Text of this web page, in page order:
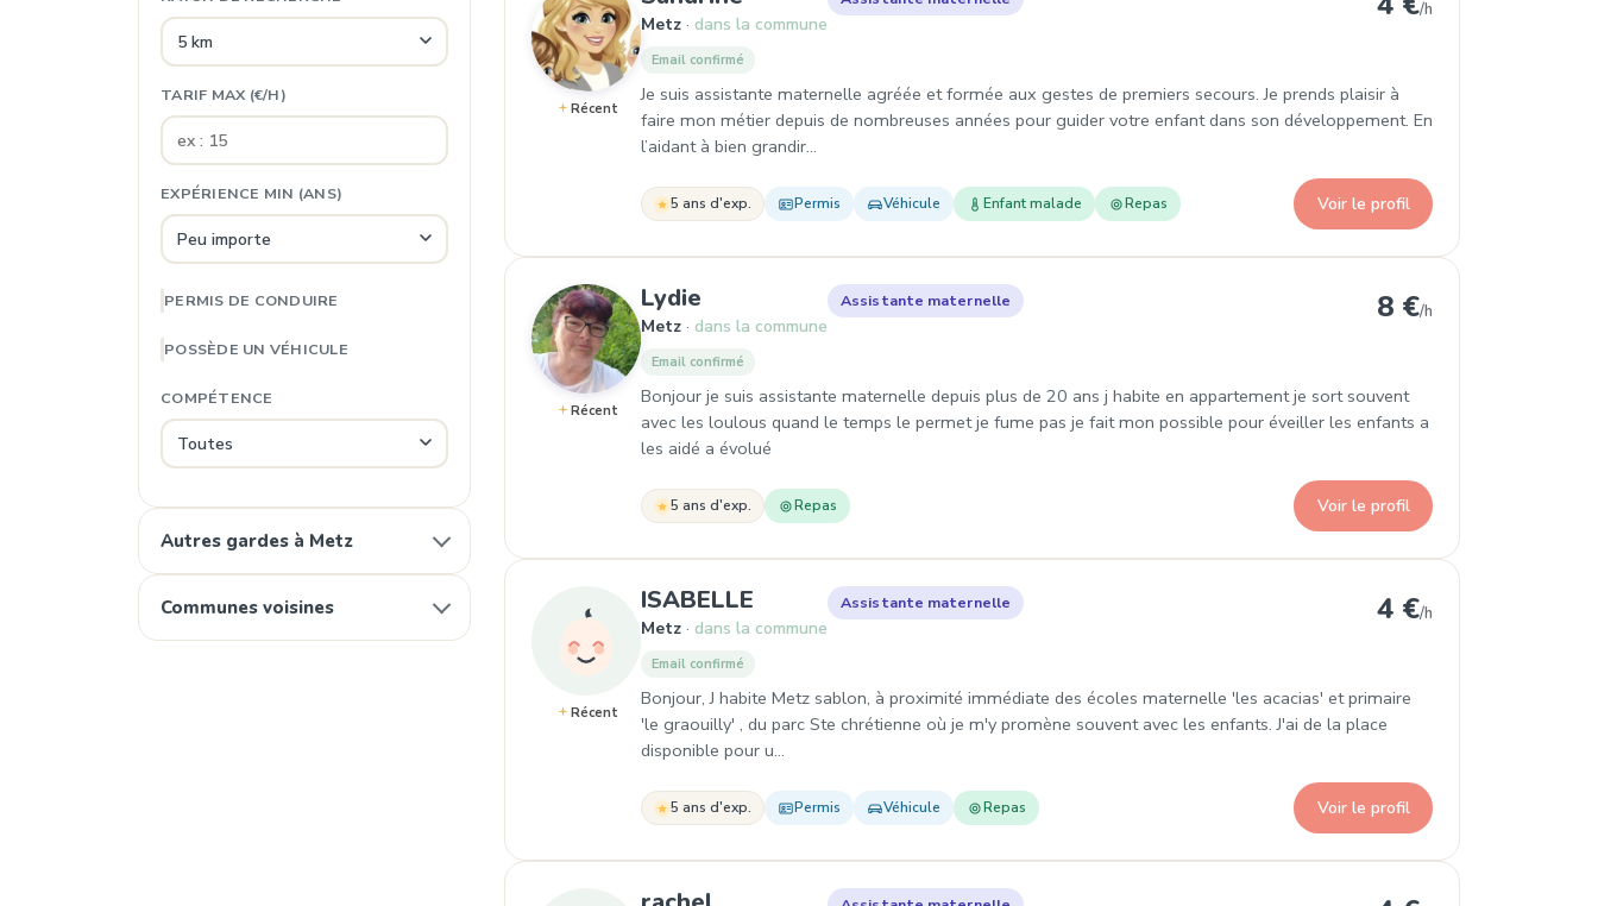
TARIF MAX (€/H)
EXPÉRIENCE MIN (ANS)
PERMIS DE CONDUIRE
POSSÈDE UN VÉHICULE
COMPÉTENCE
Autres gardes à Metz
Communes voisines
Récent
Metz dans la commune
/h
Email confirmé
Je suis assistante maternelle agréée et formée aux gestes de premiers secours. Je prends plaisir à
faire mon métier depuis de nombreuses années pour guider votre enfant dans son développement. En
l’aidant à bien grandir…
5 ans d'exp. Permis Véhicule Enfant malade Repas Voir le profil
Récent
Lydie , Assistante maternelle à Metz
Metz dans la commune
Assistante maternelle 8 €/h
Email confirmé
Bonjour je suis assistante maternelle depuis plus de 20 ans j habite en appartement je sort souvent
avec les loulous quand le temps le permet je fume pas je fait mon possible pour éveiller les enfants a
les aidé a évolué
5 ans d'exp. Repas Voir le profil
Récent
ISABELLE , Assistante maternelle à Metz
Metz dans la commune
Assistante maternelle 4 €/h
Email confirmé
Bonjour, J habite Metz sablon, à proximité immédiate des écoles maternelle 'les acacias' et primaire
'le graouilly' , du parc Ste chrétienne où je m'y promène souvent avec les enfants. J'ai de la place
disponible pour u…
5 ans d'exp. Permis Véhicule Repas Voir le profil